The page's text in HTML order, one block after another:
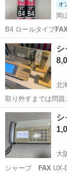
オ
岡
B4 ロールタイプ
岡山 岡山市
北
取り外すまでは問
ます。 現状販
北海道 小樽市
大
シャープ
FAXUX-